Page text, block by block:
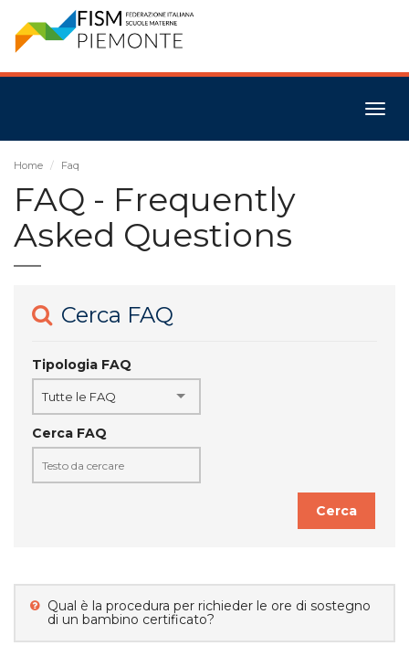
Home Faq
FAQ - Frequently
Asked Questions
Cerca FAQ
Tipologia FAQ
Tutte le FAQ
Cerca FAQ
Cerca
Qual è la procedura per richieder le ore di sostegno
di un bambino certificato?